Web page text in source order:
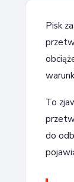
30 czerwca
Pisk
To
do